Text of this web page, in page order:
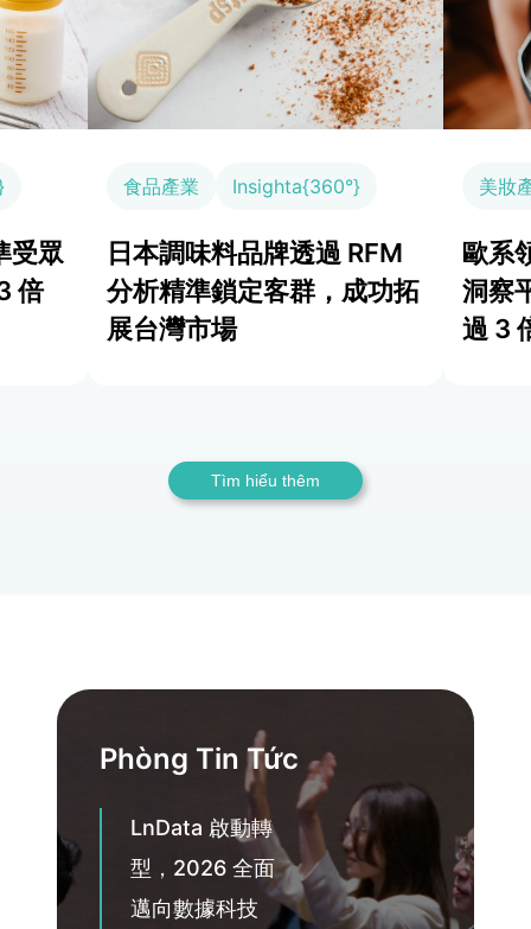
受眾
倍
食品產業 Insighta{360°}
日本調味料品牌透過 RFM
分析精準鎖定客群，成功拓
展台灣市場
美妝
歐系
洞察
過 3
Tìm hiểu thêm
Phòng Tin Tức
LnData 啟動轉
型，2026 全面
邁向數據科技